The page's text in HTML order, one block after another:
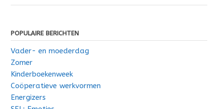
POPULAIRE BERICHTEN
Vader- en moederdag
Zomer
Kinderboekenweek
Coöperatieve werkvormen
Energizers